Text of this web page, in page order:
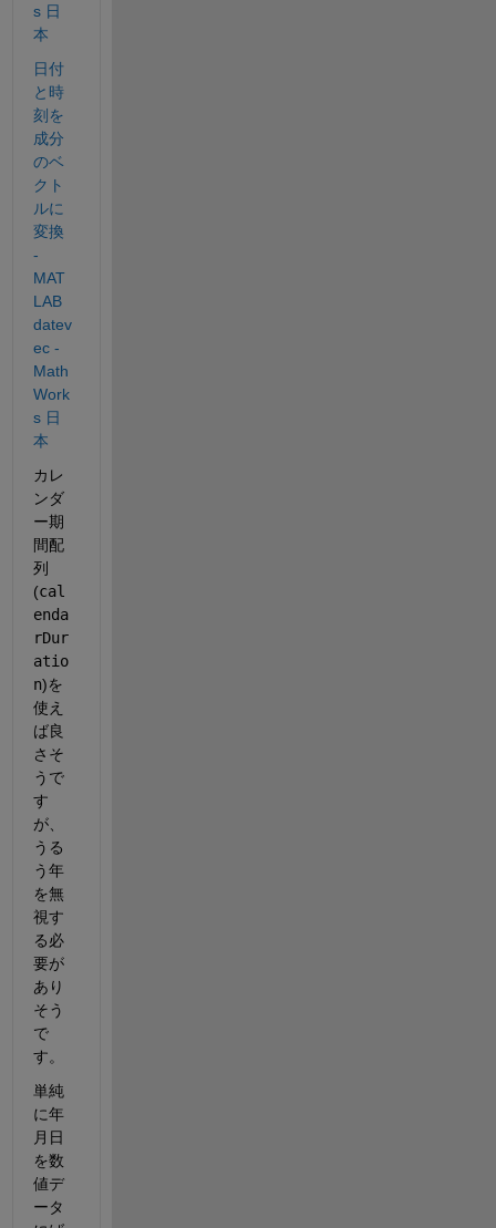
s 日
本
日付
と時
刻を
成分
のベ
クト
ルに
変換
-
MAT
LAB
datev
ec -
Math
Work
s 日
本
カレ
ンダ
ー期
間配
列
(cal
enda
rDur
atio
n)を
使え
ば良
さそ
うで
す
が、
うる
う年
を無
視す
る必
要が
あり
そう
で
す。
単純
に年
月日
を数
値デ
ータ